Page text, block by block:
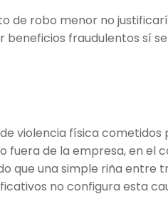
de robo menor no
fraudulentos sí
violencia física
fuera de la empresa, en el
que una simple riña entre
no configura esta